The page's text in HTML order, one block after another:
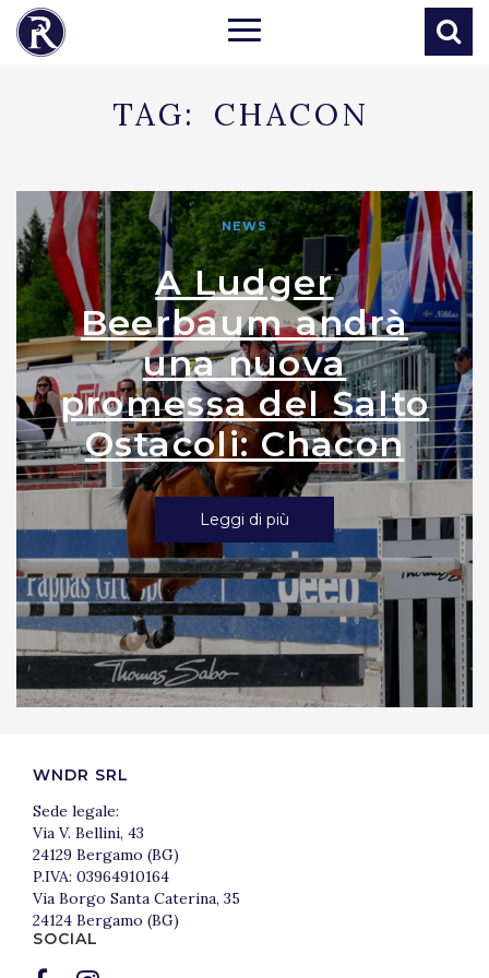
TAG: CHACON
NEWS
A Ludger
Beerbaum andrà
una nuova
promessa del Salto
Ostacoli: Chacon
Leggi di più
WNDR SRL
Sede legale:
Via V. Bellini, 43
24129 Bergamo (BG)
P.IVA: 03964910164
Via Borgo Santa Caterina, 35
24124 Bergamo (BG)
SOCIAL